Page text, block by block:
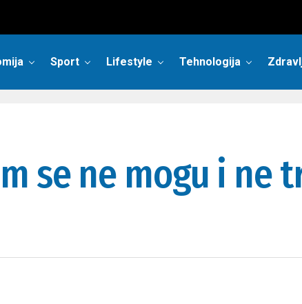
Sport Lifestyle Tehnologija
se ne mogu i ne